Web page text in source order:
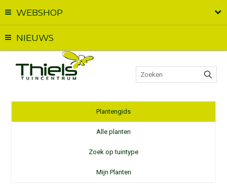
WEBSHOP
NIEUWS
Plantengids
Alle planten
Zoek op tuintype
Mijn Planten